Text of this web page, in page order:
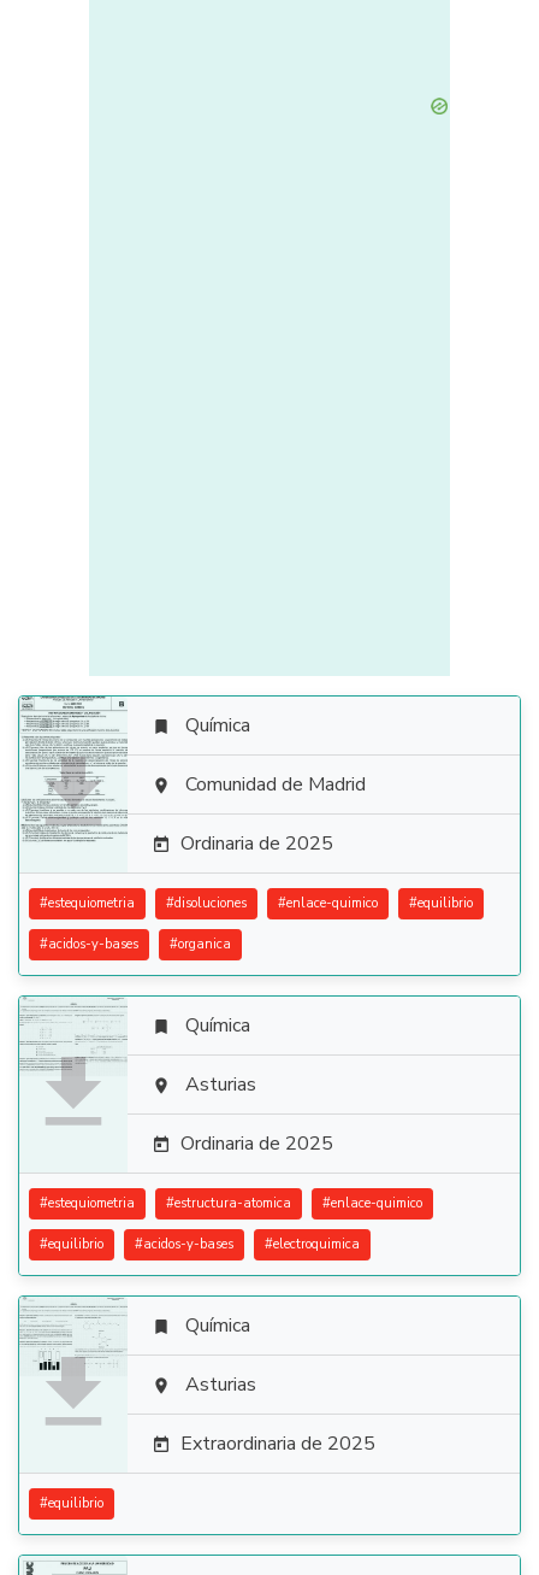

 Química
 Comunidad de Madrid
 Ordinaria de 2025
#estequiometria #disoluciones #enlace-quimico #equilibrio
#acidos-y-bases #organica

 Química
 Asturias
 Ordinaria de 2025
#estequiometria #estructura-atomica #enlace-quimico
#equilibrio #acidos-y-bases #electroquimica

 Química
 Asturias
 Extraordinaria de 2025
#equilibrio